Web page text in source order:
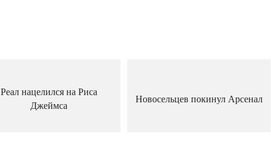
Реал нацелился на Риса
Джеймса
Новосельцев покинул Арсенал